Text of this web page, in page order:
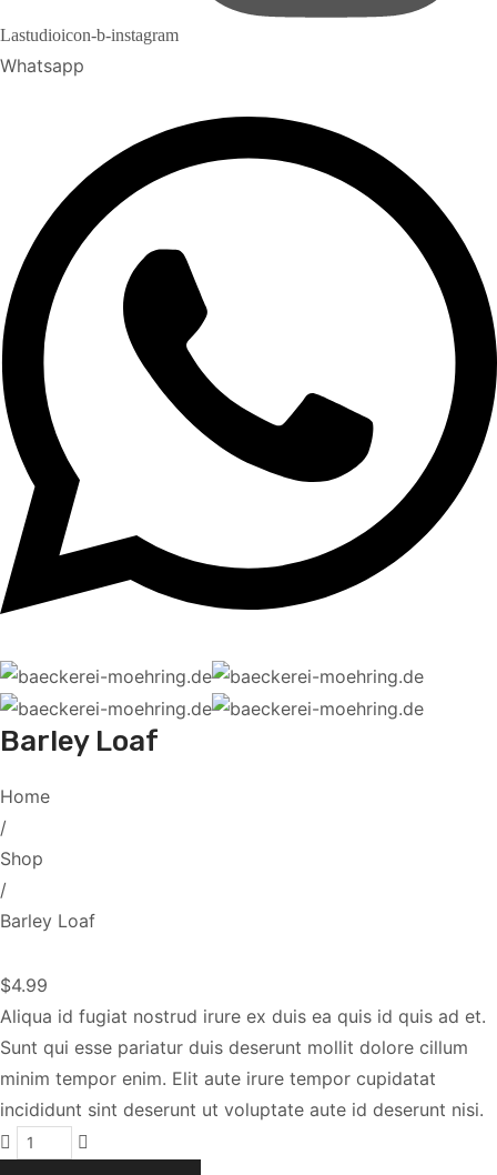
Lastudioicon-b-instagram
Whatsapp
Barley Loaf
Home
/
Shop
/
Barley Loaf
$4.99
Aliqua id fugiat nostrud irure ex duis ea quis id quis ad et.
Sunt qui esse pariatur duis deserunt mollit dolore cillum
minim tempor enim. Elit aute irure tempor cupidatat
incididunt sint deserunt ut voluptate aute id deserunt nisi.
Barley